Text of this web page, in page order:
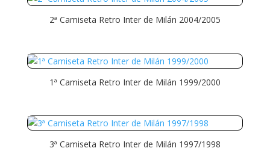
2ª Camiseta Retro Inter de Milán 2004/2005
1ª Camiseta Retro Inter de Milán 1999/2000
3ª Camiseta Retro Inter de Milán 1997/1998